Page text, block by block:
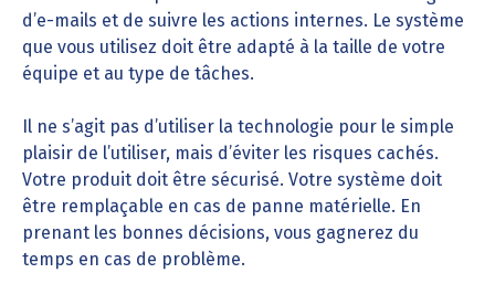
d’e-mails et de suivre les actions internes. Le système
que vous utilisez doit être adapté à la taille de votre
équipe et au type de tâches.
Il ne s’agit pas d’utiliser la technologie pour le simple
plaisir de l’utiliser, mais d’éviter les risques cachés.
Votre produit doit être sécurisé. Votre système doit
être remplaçable en cas de panne matérielle. En
prenant les bonnes décisions, vous gagnerez du
temps en cas de problème.